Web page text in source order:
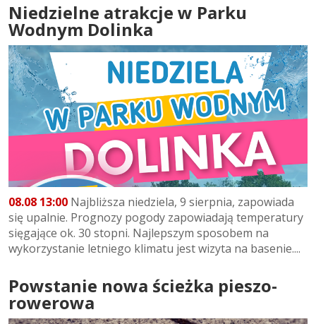
Niedzielne atrakcje w Parku
Wodnym Dolinka
08.08 13:00 Najbliższa niedziela, 9 sierpnia, zapowiada
się upalnie. Prognozy pogody zapowiadają temperatury
sięgające ok. 30 stopni. Najlepszym sposobem na
wykorzystanie letniego klimatu jest wizyta na basenie....
Powstanie nowa ścieżka pieszo-
rowerowa